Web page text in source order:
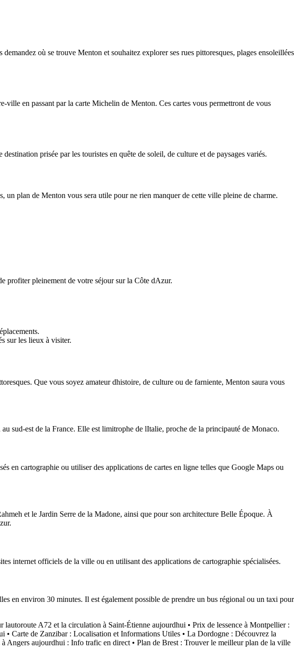
où se trouve Menton et souhaitez explorer ses rues pittoresques, plages ensoleillées
en passant par la carte Michelin de Menton. Ces cartes vous permettront de vous
prisée par les touristes en quête de soleil, de culture et de paysages variés.
plan de Menton vous sera utile pour ne rien manquer de cette ville pleine de charme.
profiter pleinement de votre séjour sur la Côte dAzur.
sur les lieux à visiter.
Que vous soyez amateur dhistoire, de culture ou de farniente, Menton saura vous
sud-est de la France. Elle est limitrophe de lItalie, proche de la principauté de Monaco.
en cartographie ou utiliser des applications de cartes en ligne telles que Google Maps ou
et le Jardin Serre de la Madone, ainsi que pour son architecture Belle Époque. À
internet officiels de la ville ou en utilisant des applications de cartographie spécialisées.
en environ 30 minutes. Il est également possible de prendre un bus régional ou un taxi pour
lautoroute A72 et la circulation à Saint-Étienne aujourdhui • Prix de lessence à Montpellier :
• Carte de Zanzibar : Localisation et Informations Utiles • La Dordogne : Découvrez la
à Angers aujourdhui : Info trafic en direct • Plan de Brest : Trouver le meilleur plan de la ville